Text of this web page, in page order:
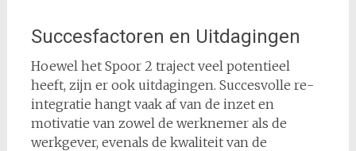
Succesfactoren en Uitdagingen
Hoewel het Spoor 2 traject veel potentieel
heeft, zijn er ook uitdagingen. Succesvolle re-
integratie hangt vaak af van de inzet en
motivatie van zowel de werknemer als de
werkgever, evenals de kwaliteit van de